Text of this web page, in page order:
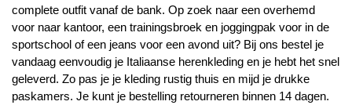
complete outfit vanaf de bank. Op zoek naar een overhemd
voor naar kantoor, een trainingsbroek en joggingpak voor in de
sportschool of een jeans voor een avond uit? Bij ons bestel je
vandaag eenvoudig je Italiaanse herenkleding en je hebt het snel
geleverd. Zo pas je je kleding rustig thuis en mijd je drukke
paskamers. Je kunt je bestelling retourneren binnen 14 dagen.